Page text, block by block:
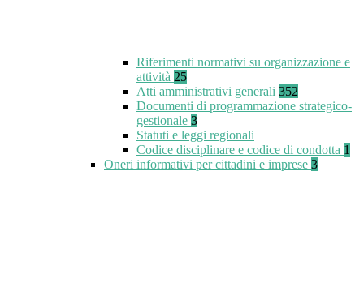
Riferimenti normativi su organizzazione e
attività 25
Atti amministrativi generali 352
Documenti di programmazione strategico-
gestionale 3
Statuti e leggi regionali
Codice disciplinare e codice di condotta 1
Oneri informativi per cittadini e imprese 3